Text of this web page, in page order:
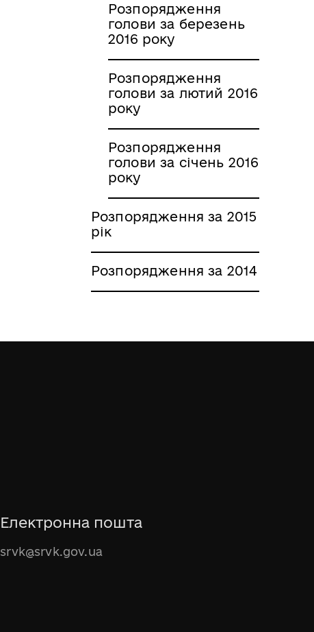
Розпорядження
голови за березень
2016 року
Розпорядження
голови за лютий 2016
року
Розпорядження
голови за січень 2016
року
Розпорядження за 2015
рік
Розпорядження за 2014
Електронна пошта
srvk@srvk.gov.ua